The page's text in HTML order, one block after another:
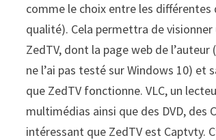
comme le choix entre les différentes
qualité). Cela permettra de
ZedTV, dont la page web de l’auteur (
ne l’ai pas testé sur Windows 10)
que ZedTV fonctionne. VLC, un
multimédias ainsi que des DVD, des
intéressant que ZedTV est Captvty.